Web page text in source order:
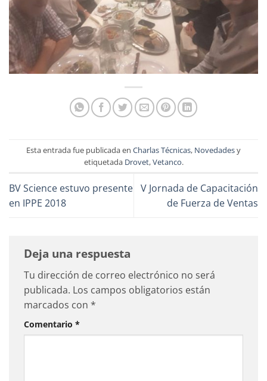
Esta entrada fue publicada en Charlas Técnicas, Novedadesy
etiquetada Drovet,Vetanco.
BV Science estuvo presente
en IPPE 2018
V Jornada de Capacitación
de Fuerza de Ventas
Deja una respuesta
Tu dirección de correo electrónico no será
publicada. Los campos obligatorios están
marcados con *
Comentario *